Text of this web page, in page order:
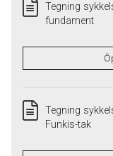
Tegning
fundament
Tegning
Funkis-tak